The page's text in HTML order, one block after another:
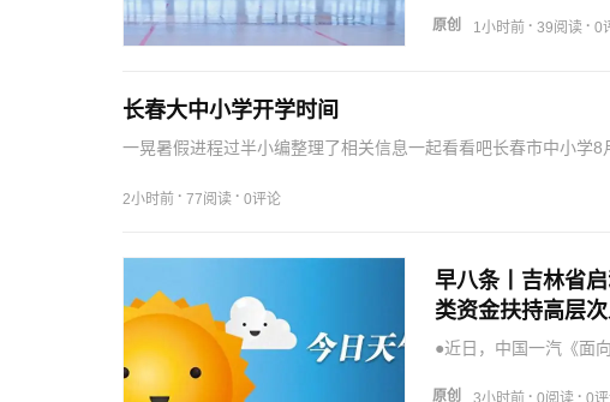
原创 1小时前 · 39阅读 · 0
长春大中小学开学时间
一晃暑假进程过半小编整理了相关信息一起看看吧长春市中小学
2小时前 · 77阅读 · 0评论
早八条丨吉林省
类资金扶持高层
四省区唯一入选
●近日，中国一汽《面
会主办的“2026汽车数
原创 3小时前 · 0阅读 · 0